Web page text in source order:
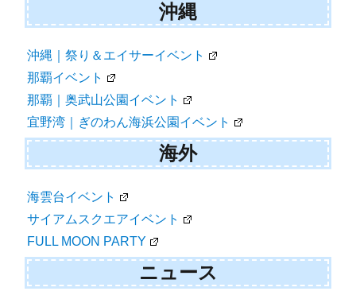
沖縄
沖縄｜祭り＆エイサーイベント
那覇イベント
那覇｜奥武山公園イベント
宜野湾｜ぎのわん海浜公園イベント
海外
海雲台イベント
サイアムスクエアイベント
FULL MOON PARTY
ニュース